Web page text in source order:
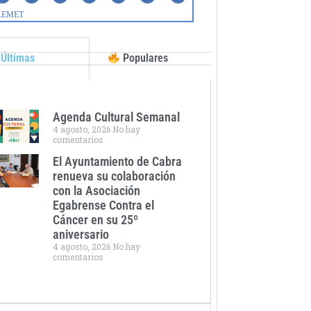
Populares
Agenda Cultural Semanal
4 agosto, 2026 No hay
comentarios
El Ayuntamiento de Cabra
renueva su colaboración
con la Asociación
Egabrense Contra el
Cáncer en su 25º
aniversario
4 agosto, 2026 No hay
comentarios